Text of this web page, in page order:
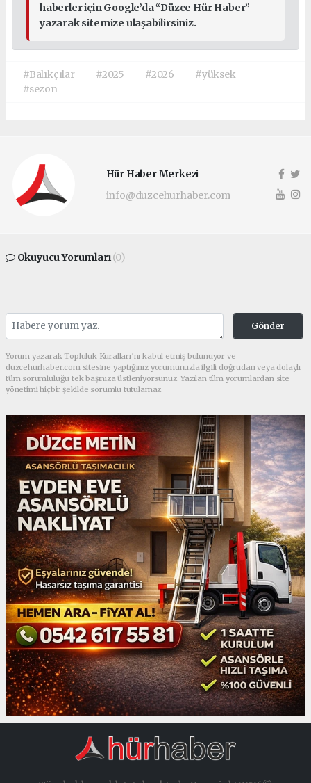
haberler için Google’da “Düzce Hür Haber”
yazarak sitemize ulaşabilirsiniz.
#Balıkçılar #2025 #2026
#yüksek
#sezon
Hür Haber Merkezi
info@duzcehurhaber.com
Okuyucu Yorumları(0)
Gönder
Yorum yazarak Topluluk Kuralları’nı kabul etmiş bulunuyor ve
duzcehurhaber.com sitesine yaptığınız yorumunuzla ilgili doğrudan veya dolaylı
tüm sorumluluğu tek başınıza üstleniyorsunuz. Yazılan tüm yorumlardan site
yönetimi hiçbir şekilde sorumlu tutulamaz.